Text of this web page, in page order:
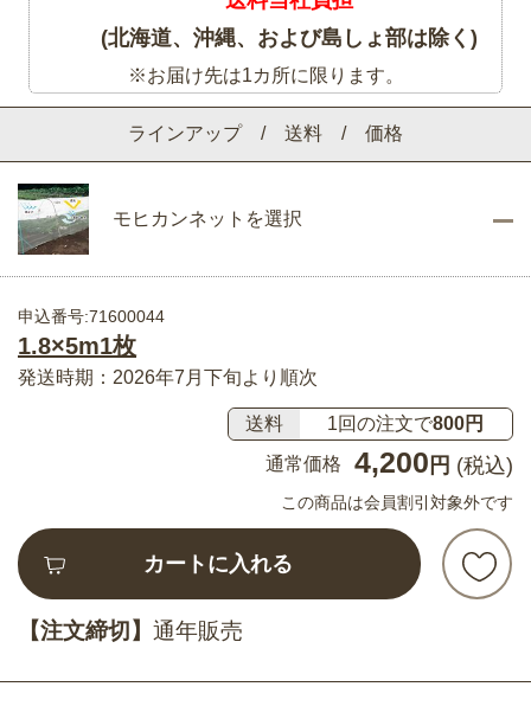
ラインアップ / 送料 / 価格
モヒカンネットを選択
申込番号:71600044
1.8×5m1枚
発送時期：2026年7月下旬より順次
送料 1回の注文で800円
通常価格
4,200 円 (税込)
この商品は会員割引対象外です
カートに入れる
【注文締切】 通年販売
(北海道、沖縄、および島しょ部は除く)
※お届け先は1カ所に限ります。